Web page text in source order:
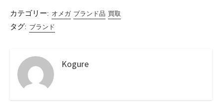
カテゴリー: オメガ ブランド品 買取
タグ: ブランド
Kogure